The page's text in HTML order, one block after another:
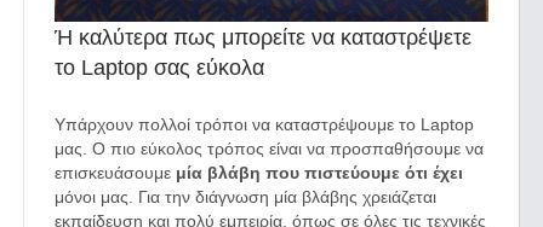
Ή καλύτερα πως μπορείτε να καταστρέψετε
το Laptop σας εύκολα
Υπάρχουν πολλοί τρόποι να καταστρέψουμε το Laptop
μας. Ο πιο εύκολος τρόπος είναι να προσπαθήσουμε να
επισκευάσουμε μία βλάβη που πιστεύουμε ότι έχει
μόνοι μας. Για την διάγνωση μία βλάβης χρειάζεται
εκπαίδευση και πολύ εμπειρία, όπως σε όλες τις τεχνικές